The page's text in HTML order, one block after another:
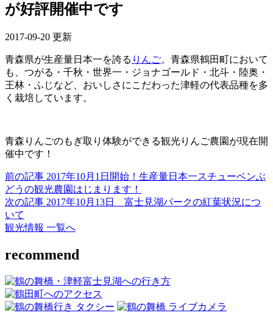
が好評開催中です
2017-09-20 更新
青森県が生産量日本一を誇る りんご。青森県鶴田町において
も、つがる・千秋・世界一・ジョナゴールド・北斗・陸奥・
王林・ふじなど、おいしさにこだわった津軽の代表品種を多
く栽培しています。
青森りんごのもぎ取り体験ができる観光りんご農園が現在開
催中です！
前の記事 2017年10月1日開始！生産量日本一スチューベンぶ
どうの観光農園はじまります！
次の記事 2017年10月13日 富士見湖パークの紅葉状況につ
いて
観光情報 一覧へ
recommend